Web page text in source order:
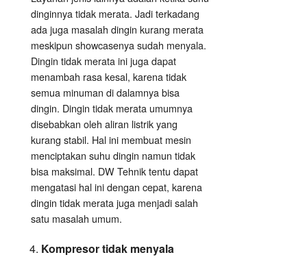
dinginnya tidak merata. Jadi terkadang
ada juga masalah dingin kurang merata
meskipun showcasenya sudah menyala.
Dingin tidak merata ini juga dapat
menambah rasa kesal, karena tidak
semua minuman di dalamnya bisa
dingin. Dingin tidak merata umumnya
disebabkan oleh aliran listrik yang
kurang stabil. Hal ini membuat mesin
menciptakan suhu dingin namun tidak
bisa maksimal. DW Tehnik tentu dapat
mengatasi hal ini dengan cepat, karena
dingin tidak merata juga menjadi salah
satu masalah umum.
Kompresor tidak menyala